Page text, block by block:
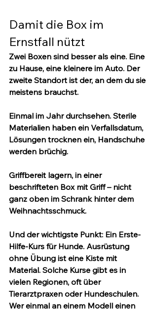
Damit die Box im
Ernstfall nützt
Zwei Boxen sind besser als eine. Eine
zu Hause, eine kleinere im Auto. Der
zweite Standort ist der, an dem du sie
meistens brauchst.
Einmal im Jahr durchsehen. Sterile
Materialien haben ein Verfallsdatum,
Lösungen trocknen ein, Handschuhe
werden brüchig.
Griffbereit lagern, in einer
beschrifteten Box mit Griff – nicht
ganz oben im Schrank hinter dem
Weihnachtsschmuck.
Und der wichtigste Punkt: Ein Erste-
Hilfe-Kurs für Hunde. Ausrüstung
ohne Übung ist eine Kiste mit
Material. Solche Kurse gibt es in
vielen Regionen, oft über
Tierarztpraxen oder Hundeschulen.
Wer einmal an einem Modell einen